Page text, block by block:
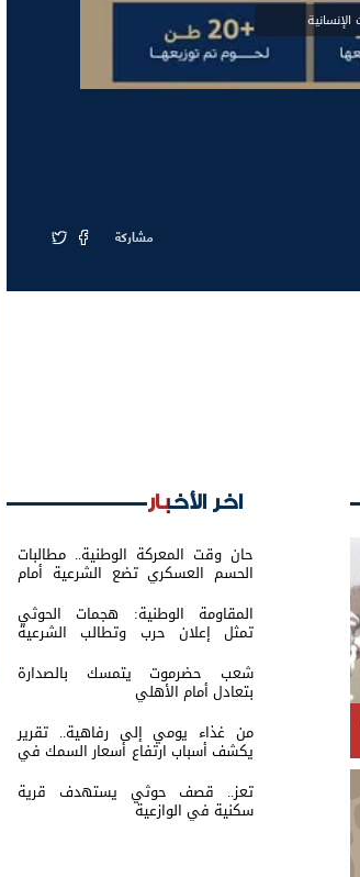
مشاركة
اخر الأخبار
حان وقت المعركة الوطنية.. مطالبات
الحسم العسكري تضع الشرعية أمام
اختبار القرار
المقاومة الوطنية: هجمات الحوثي
تمثل إعلان حرب وتطالب الشرعية
بتحريك الجبهات
شعب حضرموت يتمسك بالصدارة
بتعادل أمام الأهلي
من غذاء يومي إلى رفاهية.. تقرير
يكشف أسباب ارتفاع أسعار السمك في
تعز.. قصف حوثي يستهدف قرية
سكنية في الوازعية